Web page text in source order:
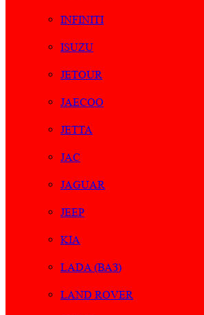
INFINITI
ISUZU
JETOUR
JAECOO
JETTA
JAC
JAGUAR
JEEP
KIA
LADA (ВАЗ)
LAND ROVER